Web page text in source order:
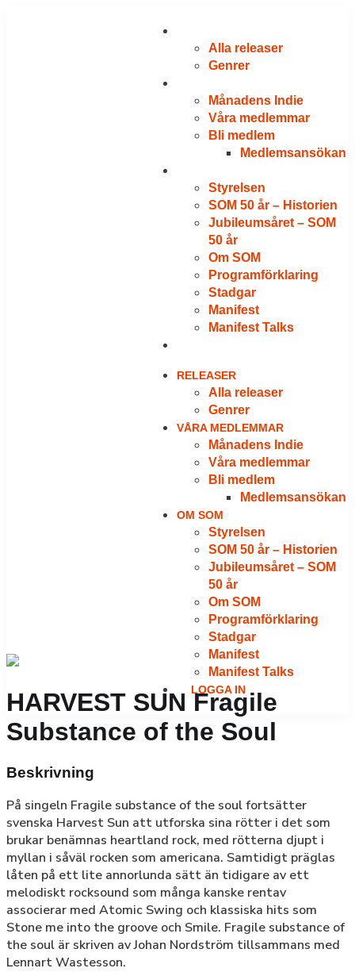
Alla releaser
Genrer
Månadens Indie
Våra medlemmar
Bli medlem
Medlemsansökan
Styrelsen
SOM 50 år – Historien
Jubileumsåret – SOM
50 år
Om SOM
Programförklaring
Stadgar
Manifest
Manifest Talks
RELEASER
Alla releaser
Genrer
VÅRA MEDLEMMAR
Månadens Indie
Våra medlemmar
Bli medlem
Medlemsansökan
OM SOM
Styrelsen
SOM 50 år – Historien
Jubileumsåret – SOM
50 år
Om SOM
Programförklaring
Stadgar
Manifest
Manifest Talks
LOGGA IN
HARVEST SUN Fragile
Substance of the Soul
Beskrivning
På singeln Fragile substance of the soul fortsätter
svenska Harvest Sun att utforska sina rötter i det som
brukar benämnas heartland rock, med rötterna djupt i
myllan i såväl rocken som americana. Samtidigt präglas
låten på ett lite annorlunda sätt än tidigare av ett
melodiskt rocksound som många kanske rentav
associerar med Atomic Swing och klassiska hits som
Stone me into the groove och Smile. Fragile substance of
the soul är skriven av Johan Nordström tillsammans med
Lennart Wastesson.